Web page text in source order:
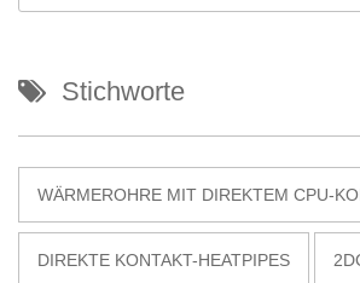
Stichworte
WÄRMEROHRE MIT DIREKTEM CPU-
DIREKTE KONTAKT-HEATPIPES